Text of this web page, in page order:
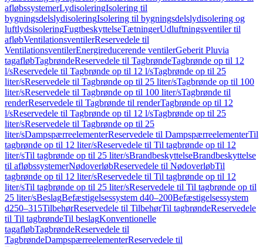
afløbssystemerLydisoleringIsolering til
bygningsdelslydisoleringIsolering til bygningsdelslydisolering og
luftlydsisoleringFugtbeskyttelseTætningerUdluftningsventiler til
afløbVentilationsventilerReservedele til
VentilationsventilerEnergireducerende ventilerGeberit Pluvia
tagafløbTagbrøndeReservedele til TagbrøndeTagbrønde op til 12
l/sReservedele til Tagbrønde op til 12 l/sTagbrønde op til 25
liter/sReservedele til Tagbrønde op til 25 liter/sTagbrønde op til 100
liter/sReservedele til Tagbrønde op til 100 liter/sTagbrønde til
renderReservedele til Tagbrønde til renderTagbrønde op til 12
l/sReservedele til Tagbrønde op til 12 l/sTagbrønde op til 25
liter/sReservedele til Tagbrønde op til 25
liter/sDampspærreelementerReservedele til DampspærreelementerTil
tagbrønde op til 12 liter/sReservedele til Til tagbrønde op til 12
liter/sTil tagbrønde op til 25 liter/sBrandbeskyttelseBrandbeskyttelse
til afløbssystemerNødoverløbReservedele til NødoverløbTil
tagbrønde op til 12 liter/sReservedele til Til tagbrønde op til 12
liter/sTil tagbrønde op til 25 liter/sReservedele til Til tagbrønde op til
25 liter/sBeslagBefæstigelsessystem d40–200Befæstigelsessystem
d250–315TilbehørReservedele til TilbehørTil tagbrøndeReservedele
til Til tagbrøndeTil beslagKonventionelle
tagafløbTagbrøndeReservedele til
TagbrøndeDampspærreelementerReservedele til